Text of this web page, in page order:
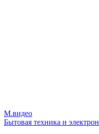
М.видео
Бытовая техника и